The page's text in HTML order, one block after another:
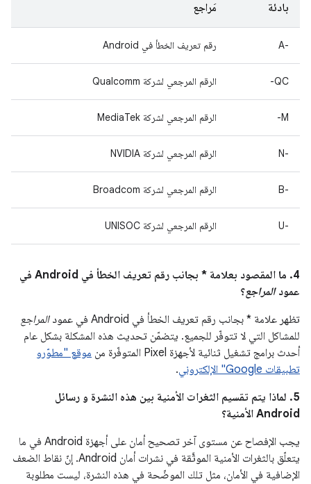
بادئة مَراجع
A-‎ رقم تعريف الخطأ في Android
QC- الرقم المرجعي لشركة Qualcomm
M- الرقم المرجعي لشركة MediaTek
‫N-‎ الرقم المرجعي لشركة NVIDIA
B-‎ الرقم المرجعي لشركة Broadcom
U-‎ الرقم المرجعي لشركة UNISOC
4. ما المقصود بعلامة * بجانب رقم تعريف الخطأ في Android في
عمودالمراجع؟
تظهر علامة * بجانب رقم تعريف الخطأ في Android في عمود
المراجع
للمشاكل التي لا تتوفّر للجميع. يتضمّن تحديث هذه المشكلة بشكل عام
أحدث برامج تشغيل ثنائية لأجهزة Pixel المتوفّرة من
موقع "مطوّرو
تطبيقات Google" الإلكتروني
.
5. لماذا يتم تقسيم الثغرات الأمنية بين هذه النشرة و رسائل
Android الأمنية؟
يجب الإفصاح عن مستوى آخر تصحيح أمان على أجهزة Android في ما
يتعلّق بالثغرات الأمنية الموثَّقة في نشرات أمان Android. إنّ نقاط الضعف
الإضافية في الأمان، مثل تلك الموضّحة في هذه النشرة، ليست مطلوبة